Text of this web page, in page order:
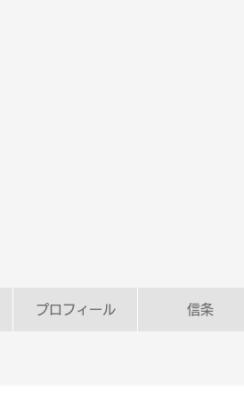
プロフィール 信条